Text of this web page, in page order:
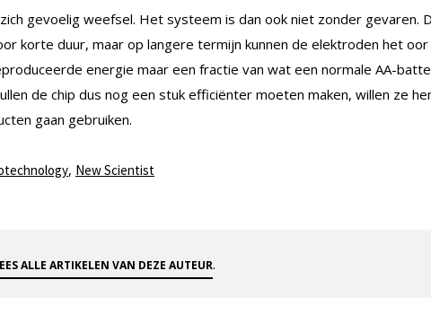
gevoelig weefsel. Het systeem is dan ook niet zonder gevaren.
korte duur, maar op langere termijn kunnen de elektroden het oor
energie maar een fractie van wat een normale AA-
de chip dus nog een stuk efficiënter moeten maken, willen ze
gaan gebruiken.
, New Scientist
ALLE ARTIKELEN VAN DEZE AUTEUR.